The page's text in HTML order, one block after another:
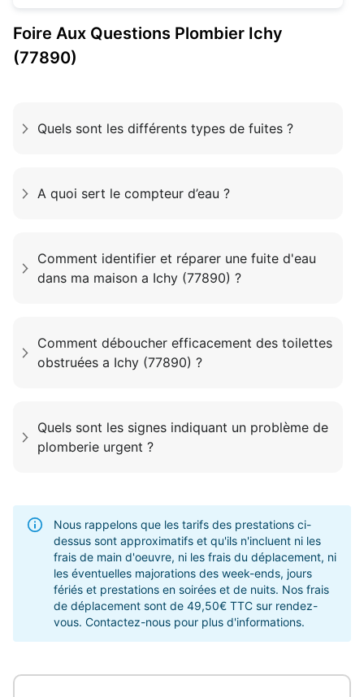
Foire Aux Questions Plombier Ichy
(77890)
Quels sont les différents types de fuites ?
A quoi sert le compteur d’eau ?
Comment identifier et réparer une fuite d'eau
dans ma maison a Ichy (77890) ?
Comment déboucher efficacement des toilettes
obstruées a Ichy (77890) ?
Quels sont les signes indiquant un problème de
plomberie urgent ?
Nous rappelons que les tarifs des prestations ci-
dessus sont approximatifs et qu'ils n'incluent ni les
frais de main d'oeuvre, ni les frais du déplacement, ni
les éventuelles majorations des week-ends, jours
fériés et prestations en soirées et de nuits. Nos frais
de déplacement sont de 49,50€ TTC sur rendez-
vous. Contactez-nous pour plus d'informations.